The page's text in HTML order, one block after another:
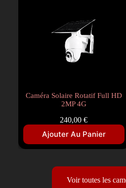
Caméra Solaire Rotatif Full HD
2MP 4G
240,00€
Ajouter Au Panier
Voir toutes les